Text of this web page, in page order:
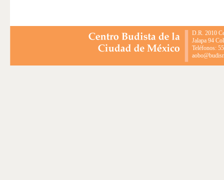
D.R. 2010
Jalapa 94
Teléfonos: